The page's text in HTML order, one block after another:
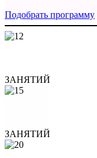
Подобрать программу
ЗАНЯТИЙ
ЗАНЯТИЙ